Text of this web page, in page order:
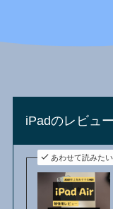
iPadのレビュ
あわせて読みたい